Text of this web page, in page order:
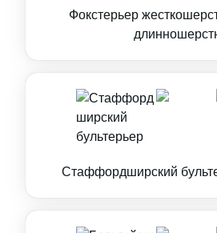
Фокстерьер
Стаффордширский